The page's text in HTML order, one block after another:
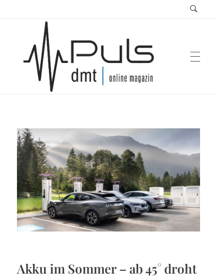
Puls Magazin
Zukunft der Mobilität
Akku im Sommer – ab 45° droht